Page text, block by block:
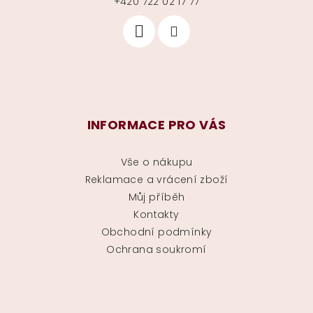
INFORMACE PRO VÁS
Vše o nákupu
Reklamace a vrácení zboží
Můj příběh
Kontakty
Obchodní podmínky
Ochrana soukromí